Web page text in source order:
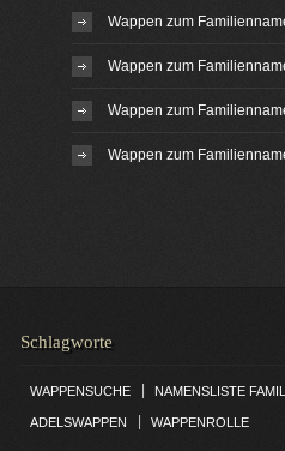
Wappen zum
Wappen zum
Wappen zum
Wappen zum
Schlagworte
WAPPENSUCHE NAMENSLISTE
ADELSWAPPEN WAPPENROLLE